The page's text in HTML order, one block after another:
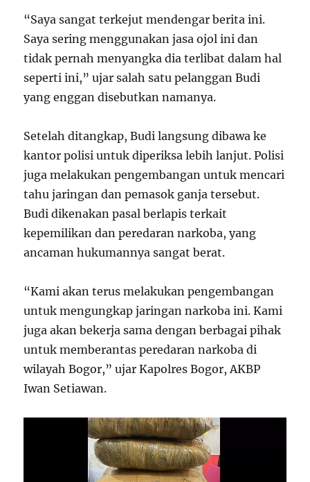
“Saya sangat terkejut mendengar berita ini.
Saya sering menggunakan jasa ojol ini dan
tidak pernah menyangka dia terlibat dalam hal
seperti ini,” ujar salah satu pelanggan Budi
yang enggan disebutkan namanya.
Setelah ditangkap, Budi langsung dibawa ke
kantor polisi untuk diperiksa lebih lanjut. Polisi
juga melakukan pengembangan untuk mencari
tahu jaringan dan pemasok ganja tersebut.
Budi dikenakan pasal berlapis terkait
kepemilikan dan peredaran narkoba, yang
ancaman hukumannya sangat berat.
“Kami akan terus melakukan pengembangan
untuk mengungkap jaringan narkoba ini. Kami
juga akan bekerja sama dengan berbagai pihak
untuk memberantas peredaran narkoba di
wilayah Bogor,” ujar Kapolres Bogor, AKBP
Iwan Setiawan.